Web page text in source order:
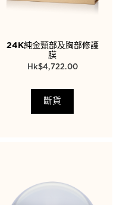
24K純金頸部及胸部修護
膜
$4,722.00
斷貨